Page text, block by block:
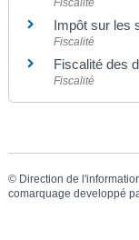
Fiscalité
Impôt sur les
Fiscalité
Fiscalité des
Fiscalité
© Direction de
comarquage developpé